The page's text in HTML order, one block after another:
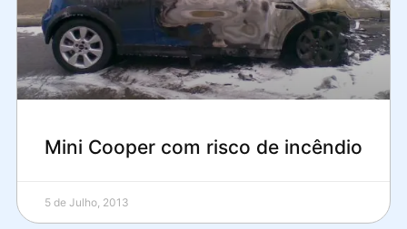
Mini Cooper com risco de incêndio
5 de Julho, 2013